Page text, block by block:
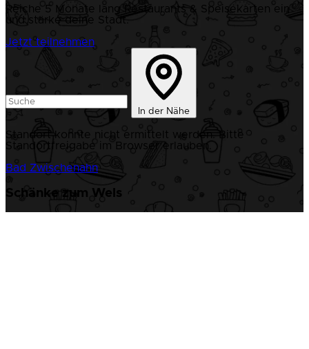
Reiche 5 Monate lang Restaurants & Speisekarten ein
und stärke deine Stadt.
Jetzt teilnehmen
In der Nähe
Standort konnte nicht ermittelt werden. Bitte
Standortfreigabe im Browser erlauben.
Bad Zwischenahn
Schänke zum Wels